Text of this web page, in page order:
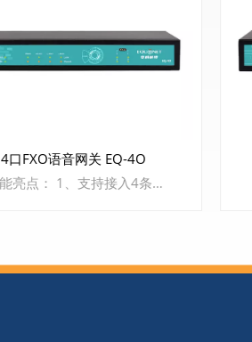
4口FXO语音网关 EQ-4O
功能亮点： 1、支持接入4条PSTN电话外线 2、专业的语音处理芯片，具有高性能、全并发的呼叫处理能力 3、支持G.711、G.729、G.723，G.726，iLBC，AMR等编码 4、支持语音、传真、POS终端接入